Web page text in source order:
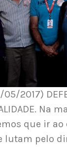
2017)
Na
que ir ao
lutam pelo